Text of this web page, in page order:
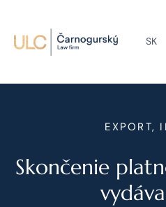
SK
EXPORT,
Skončenie